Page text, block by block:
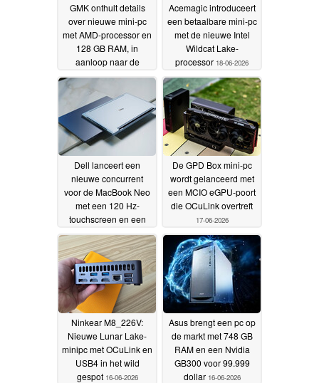
GMK onthult details
over nieuwe mini-pc
met AMD-processor en
128 GB RAM, in
aanloop naar de
wereldwijde lancering
18-06-2026
Acemagic introduceert
een betaalbare mini-pc
met de nieuwe Intel
Wildcat Lake-
processor 18-06-2026
Dell lanceert een
nieuwe concurrent
voor de MacBook Neo
met een 120 Hz-
touchscreen en een
strak ontwerp18-06-2026
De GPD Box mini-pc
wordt gelanceerd met
een MCIO eGPU-poort
die OCuLink overtreft
17-06-2026
Ninkear M8_226V:
Nieuwe Lunar Lake-
minipc met OCuLink en
USB4 in het wild
gespot 16-06-2026
Asus brengt een pc op
de markt met 748 GB
RAM en een Nvidia
GB300 voor 99.999
dollar 16-06-2026